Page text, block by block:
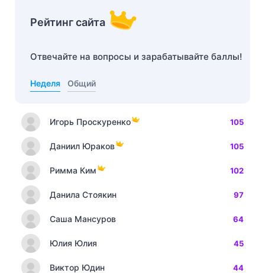
Рейтинг сайта
Отвечайте на вопросы и зарабатывайте баллы!
Неделя Общий
Игорь Проскуренко 105
Даниил Юраков 105
Римма Ким 102
Данила Стоякин 97
Саша Мансуров 64
Юлия Юлия 45
Виктор Юдин 44